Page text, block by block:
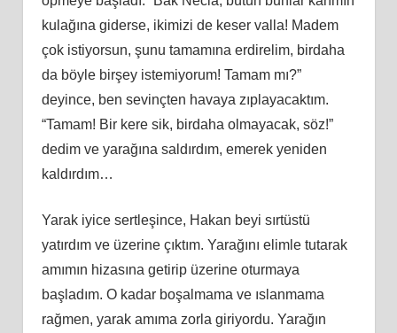
kulağına giderse, ikimizi de keser valla! Madem
çok istiyorsun, şunu tamamına erdirelim, birdaha
da böyle birşey istemiyorum! Tamam mı?”
deyince, ben sevinçten havaya zıplayacaktım.
“Tamam! Bir kere sik, birdaha olmayacak, söz!”
dedim ve yarağına saldırdım, emerek yeniden
kaldırdım…
Yarak iyice sertleşince, Hakan beyi sırtüstü
yatırdım ve üzerine çıktım. Yarağını elimle tutarak
amımın hizasına getirip üzerine oturmaya
başladım. O kadar boşalmama ve ıslanmama
rağmen, yarak amıma zorla giriyordu. Yarağın